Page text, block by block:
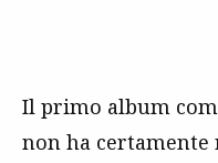
Il primo album
non ha